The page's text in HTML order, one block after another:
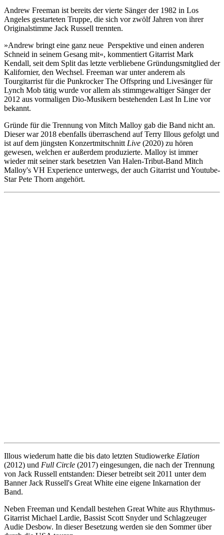
Andrew Freeman ist bereits der vierte Sänger der 1982 in Los
Angeles gestarteten Truppe, die sich vor zwölf Jahren von ihrer
Originalstimme Jack Russell trennten.
»Andrew bringt eine ganz neue Perspektive und einen anderen
Schneid in seinem Gesang mit«, kommentiert Gitarrist Mark
Kendall, seit dem Split das letzte verbliebene Gründungsmitglied der
Kalifornier, den Wechsel. Freeman war unter anderem als
Tourgitarrist für die Punkrocker The Offspring und Livesänger für
Lynch Mob tätig wurde vor allem als stimmgewaltiger Sänger der
2012 aus vormaligen Dio-Musikern bestehenden Last In Line vor
bekannt.
Gründe für die Trennung von Mitch Malloy gab die Band nicht an.
Dieser war 2018 ebenfalls überraschend auf Terry Illous gefolgt und
ist auf dem jüngsten Konzertmitschnitt Live (2020) zu hören
gewesen, welchen er außerdem produzierte. Malloy ist immer
wieder mit seiner stark besetzten Van Halen-Tribut-Band Mitch
Malloy's VH Experience unterwegs, der auch Gitarrist und Youtube-
Star Pete Thorn angehört.
Illous wiederum hatte die bis dato letzten Studiowerke Elation
(2012) und Full Circle (2017) eingesungen, die nach der Trennung
von Jack Russell entstanden: Dieser betreibt seit 2011 unter dem
Banner Jack Russell's Great White eine eigene Inkarnation der
Band.
Neben Freeman und Kendall bestehen Great White aus Rhythmus-
Gitarrist Michael Lardie, Bassist Scott Snyder und Schlagzeuger
Audie Desbow. In dieser Besetzung werden sie den Sommer über